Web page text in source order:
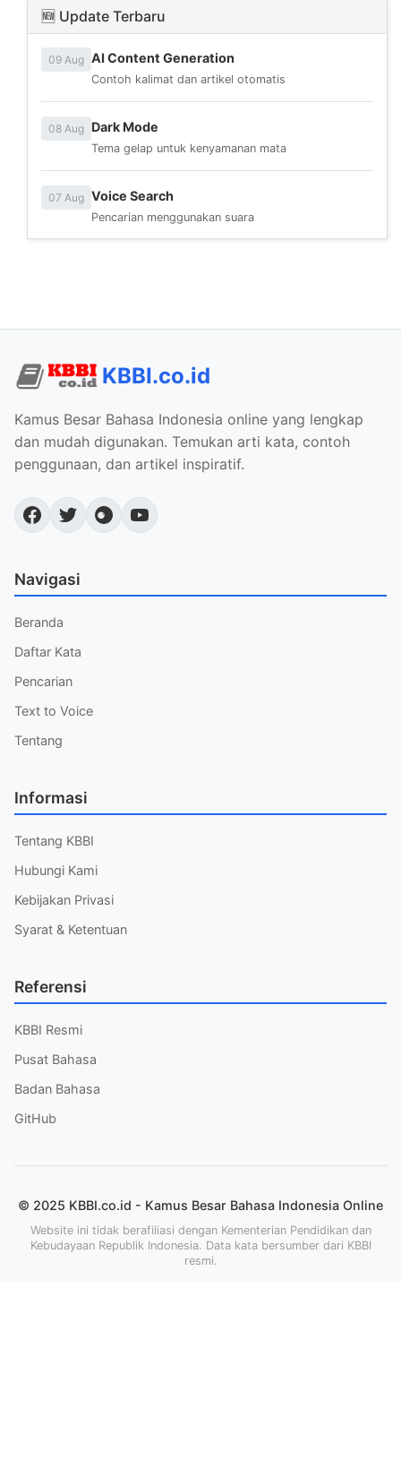
🆕 Update Terbaru
09 Aug AI Content Generation
Contoh kalimat dan artikel otomatis
08 Aug Dark Mode
Tema gelap untuk kenyamanan mata
07 Aug Voice Search
Pencarian menggunakan suara
KBBI.co.id
Kamus Besar Bahasa Indonesia online yang lengkap
dan mudah digunakan. Temukan arti kata, contoh
penggunaan, dan artikel inspiratif.
Navigasi
Beranda
Daftar Kata
Pencarian
Text to Voice
Tentang
Informasi
Tentang KBBI
Hubungi Kami
Kebijakan Privasi
Syarat & Ketentuan
Referensi
KBBI Resmi
Pusat Bahasa
Badan Bahasa
GitHub
© 2025 KBBI.co.id - Kamus Besar Bahasa Indonesia Online
Website ini tidak berafiliasi dengan Kementerian Pendidikan dan
Kebudayaan Republik Indonesia. Data kata bersumber dari KBBI
resmi.